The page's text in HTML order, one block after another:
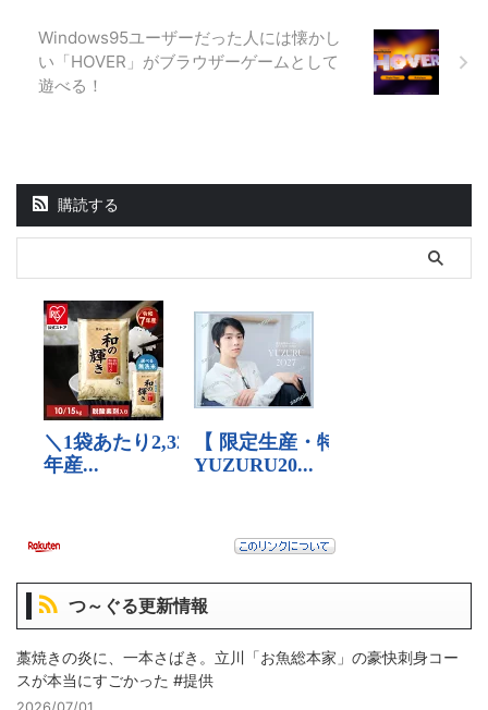
Windows95ユーザーだった人には懐かし
い「HOVER」がブラウザーゲームとして
遊べる！
購読する
つ～ぐる更新情報
藁焼きの炎に、一本さばき。立川「お魚総本家」の豪快刺身コー
スが本当にすごかった #提供